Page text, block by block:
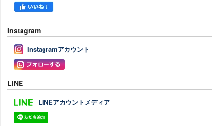
Instagram
Instagramアカウント
LINE
LINEアカウントメディア